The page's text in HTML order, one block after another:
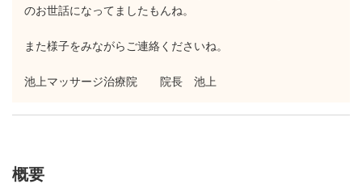
のお世話になってましたもんね。
また様子をみながらご連絡くださいね。
池上マッサージ治療院 院長 池上
概要